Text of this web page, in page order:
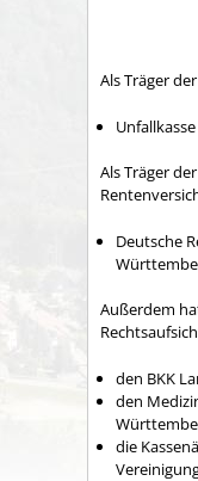
Als Träger
Als Träger
Deutsche
Außerdem
den BKK
den
die